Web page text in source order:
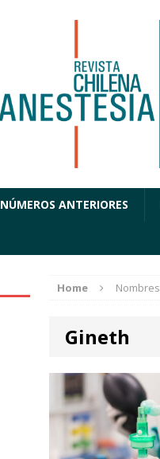
NÚMEROS ANTERIORES
Home Nombres
Gineth